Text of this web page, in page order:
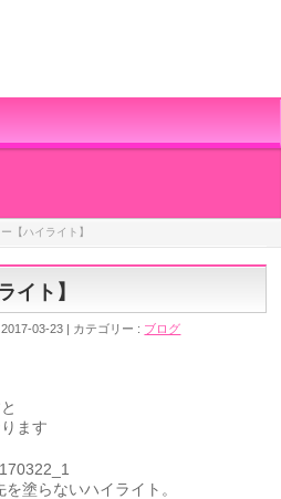
【ハイライト】
イト】
03-23 カテゴリー : ブログ
ます
塗らないハイライト。